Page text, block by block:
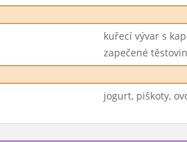
kuřecí vývar s
zapečené
jogurt, piškoty,